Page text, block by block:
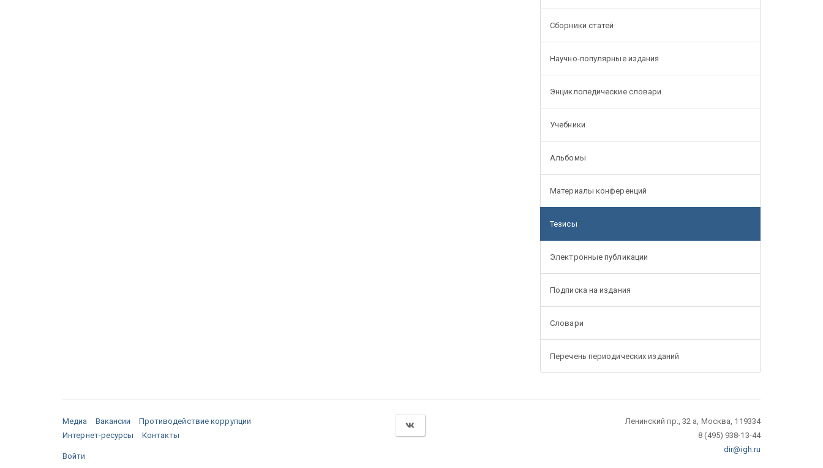
Сборники статей
Научно-популярные издания
Энциклопедические словари
Учебники
Альбомы
Материалы конференций
Тезисы
Электронные публикации
Подписка на издания
Словари
Перечень периодических изданий
Медиа Вакансии
Противодействие коррупции
Интернет-ресурсы
Контакты
Войти
Ленинский пр., 32 а, Москва, 119334
8 (495) 938-13-44
dir@igh.ru